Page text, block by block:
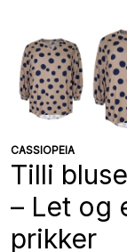
CASSIOPEIA
Tilli
– Let og
prikker